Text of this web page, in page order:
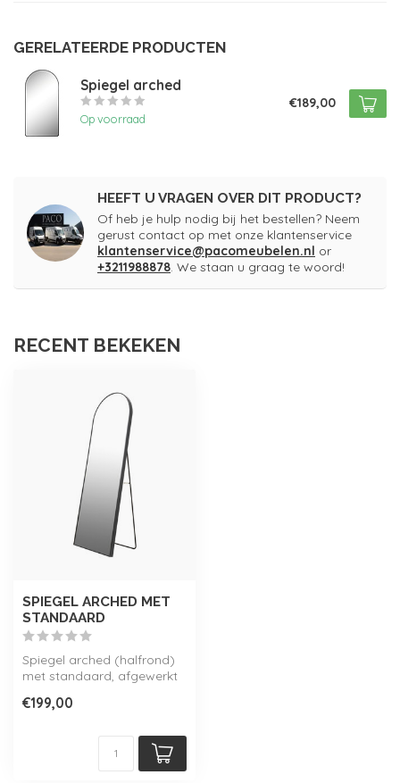
GERELATEERDE PRODUCTEN
Spiegel arched
Op voorraad
€189,00
HEEFT U VRAGEN OVER DIT PRODUCT?
Of heb je hulp nodig bij het bestellen? Neem
gerust contact op met onze klantenservice
klantenservice@pacomeubelen.nl or
+3211988878. We staan u graag te woord!
RECENT BEKEKEN
SPIEGEL ARCHED MET
STANDAARD
Spiegel arched (halfrond)
met standaard, afgewerkt
Verkrij...
€199,00